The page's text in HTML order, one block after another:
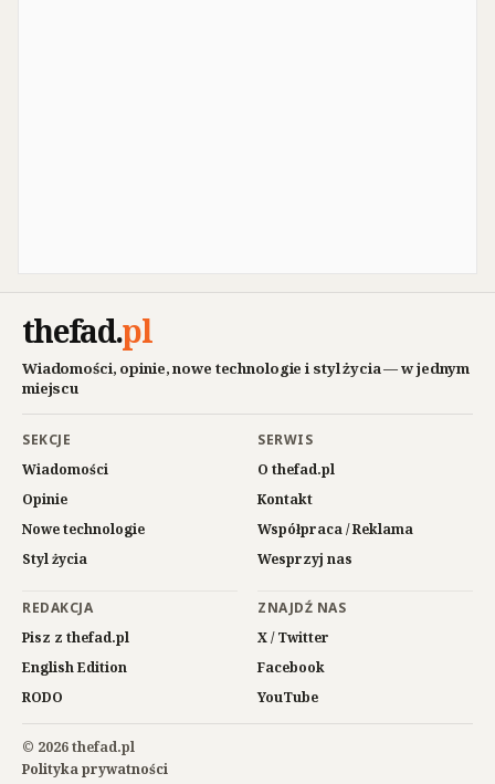
thefad.pl
Wiadomości, opinie, nowe technologie i styl życia — w jednym
miejscu
SEKCJE
Wiadomości
Opinie
Nowe technologie
Styl życia
SERWIS
O thefad.pl
Kontakt
Współpraca / Reklama
Wesprzyj nas
REDAKCJA
Pisz z thefad.pl
English Edition
RODO
ZNAJDŹ NAS
X / Twitter
Facebook
YouTube
© 2026 thefad.pl
Polityka prywatności